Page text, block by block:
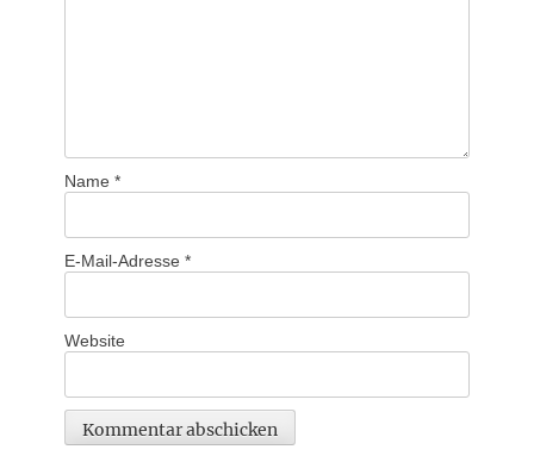
Name *
E-Mail-Adresse *
Website